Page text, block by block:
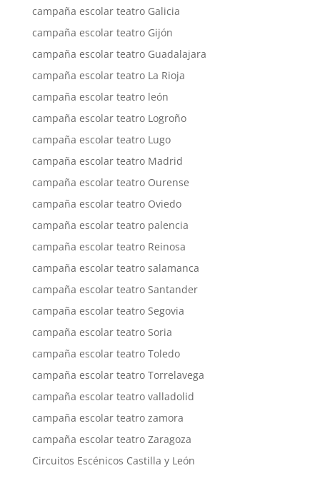
campaña escolar teatro Galicia
campaña escolar teatro Gijón
campaña escolar teatro Guadalajara
campaña escolar teatro La Rioja
campaña escolar teatro león
campaña escolar teatro Logroño
campaña escolar teatro Lugo
campaña escolar teatro Madrid
campaña escolar teatro Ourense
campaña escolar teatro Oviedo
campaña escolar teatro palencia
campaña escolar teatro Reinosa
campaña escolar teatro salamanca
campaña escolar teatro Santander
campaña escolar teatro Segovia
campaña escolar teatro Soria
campaña escolar teatro Toledo
campaña escolar teatro Torrelavega
campaña escolar teatro valladolid
campaña escolar teatro zamora
campaña escolar teatro Zaragoza
Circuitos Escénicos Castilla y León